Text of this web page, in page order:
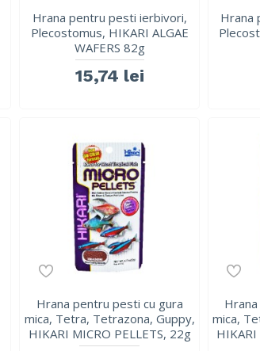
Hrana pentru pesti ierbivori,
Plecostomus, HIKARI ALGAE
WAFERS 82g
15,74 lei
Hrana
Hrana pentru pesti cu gura
mica, Tetra, Tetrazona, Guppy,
HIKARI MICRO PELLETS, 22g
mica,
HIKARI